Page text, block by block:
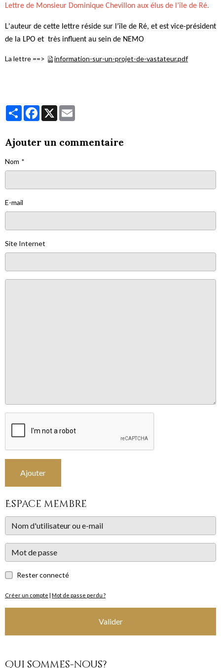
Lettre de Monsieur Dominique Chevillon aux élus de l’île de Ré.
L'auteur de cette lettre réside sur l’île de Ré, et est vice-président
de la LPO et très influent au sein de NEMO
La lettre ==> information-sur-un-projet-de-vastateur.pdf
PartagerFacebook
X
Ajouter un commentaire
Nom
E-mail
Site Internet
Ajouter
Espace membre
Rester connecté
Créer un compte | Mot de passe perdu ?
Valider
Qui sommes-nous?